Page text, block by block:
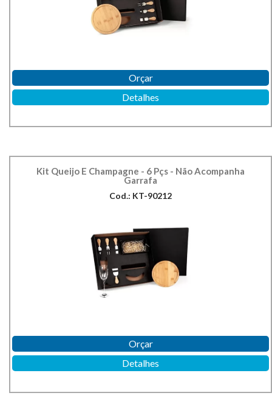
Orçar
Detalhes
Kit Queijo E Champagne - 6 Pçs - Não Acompanha
Garrafa
Cod.: KT-90212
Orçar
Detalhes